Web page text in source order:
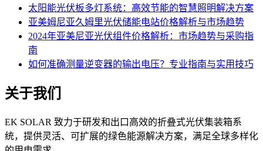
太阳能光伏板多灯系统：高效节能的智慧照明解决方案
亚美姆尼亚久姆里光伏储能电站价格解析与市场趋势
2024年亚美尼亚光伏组件价格解析：市场趋势与采购指
南
如何准确测量逆变器的输出电压？专业指南与实用技巧
关于我们
EK SOLAR 致力于研发和出口高效的折叠式光伏集装箱系
统，提供灵活、可扩展的绿色能源解决方案，满足全球多样化